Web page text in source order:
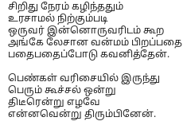
சிறிது நேரம் கழிந்ததும்
உரசாமல் நிற்கும்படி
ஒருவர் இன்னொருவரிடம் கூற
அங்கே லேசான வன்மம் பிறப்பதை
பதைபதைப்போடு கவனித்தேன்.
பெண்கள் வரிசையில் இருந்து
பெரும் கூச்சல் ஒன்று
திடீரென்று எழவே
என்னவென்று திரும்பினேன்.